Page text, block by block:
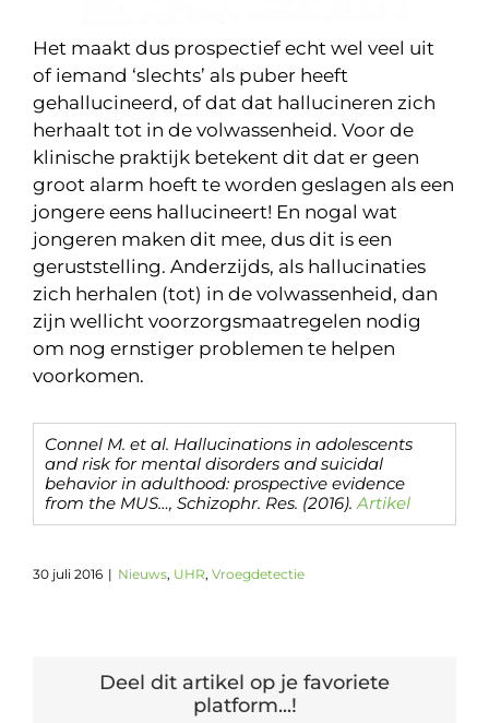
Het maakt dus prospectief echt wel veel uit
of iemand ‘slechts’ als puber heeft
gehallucineerd, of dat dat hallucineren zich
herhaalt tot in de volwassenheid. Voor de
klinische praktijk betekent dit dat er geen
groot alarm hoeft te worden geslagen als een
jongere eens hallucineert! En nogal wat
jongeren maken dit mee, dus dit is een
geruststelling. Anderzijds, als hallucinaties
zich herhalen (tot) in de volwassenheid, dan
zijn wellicht voorzorgsmaatregelen nodig
om nog ernstiger problemen te helpen
voorkomen.
Connel M. et al. Hallucinations in adolescents
and risk for mental disorders and suicidal
behavior in adulthood: prospective evidence
from the MUS…, Schizophr. Res. (2016).Artikel
30 juli 2016 | Nieuws, UHR, Vroegdetectie
Deel dit artikel op je favoriete
platform...!